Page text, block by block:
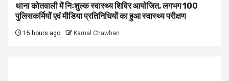
थाना कोतवाली में निःशुल्क स्वास्थ्य शिविर आयोजित, लगभग 100
पुलिसकर्मियों एवं मीडिया प्रतिनिधियों का हुआ स्वास्थ्य परीक्षण
15 hours ago Kamal Chawhan